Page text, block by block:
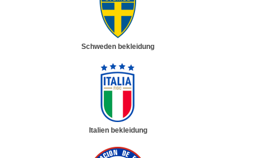
Schweden bekleidung
Italien bekleidung